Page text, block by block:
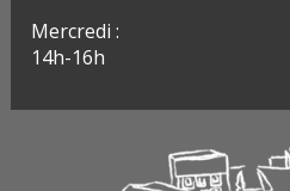
Mercredi
14h-16h